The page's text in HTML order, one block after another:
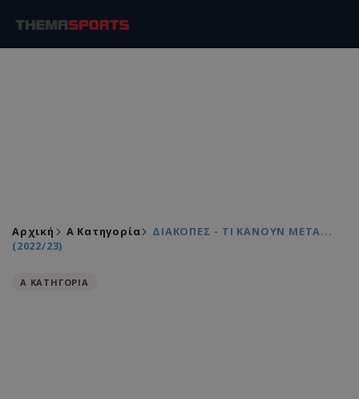
Αρχική Α Κατηγορία
ΔΙΑΚΟΠΕΣ - ΤΙ ΚΑΝΟΥΝ ΜΕΤΑ...
(2022/23)
Α ΚΑΤΗΓΟΡΙΑ